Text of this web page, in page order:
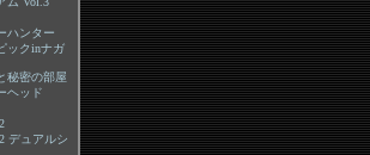
ハンター
ックinナガ
秘密の部屋
ヘッド
デュアルシ